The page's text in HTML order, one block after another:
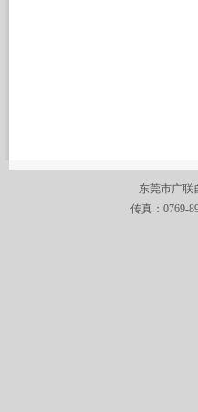
东莞市广联
传真：0769-